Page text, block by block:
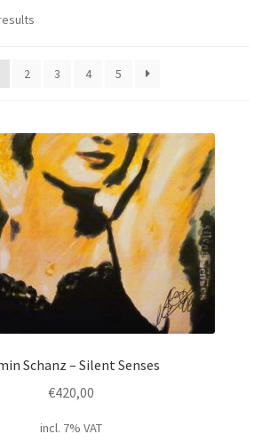
2 3 4 5
Schanz – Silent Senses
€420,00
incl. 7% VAT